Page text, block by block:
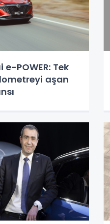
POWER: Tek
aşan